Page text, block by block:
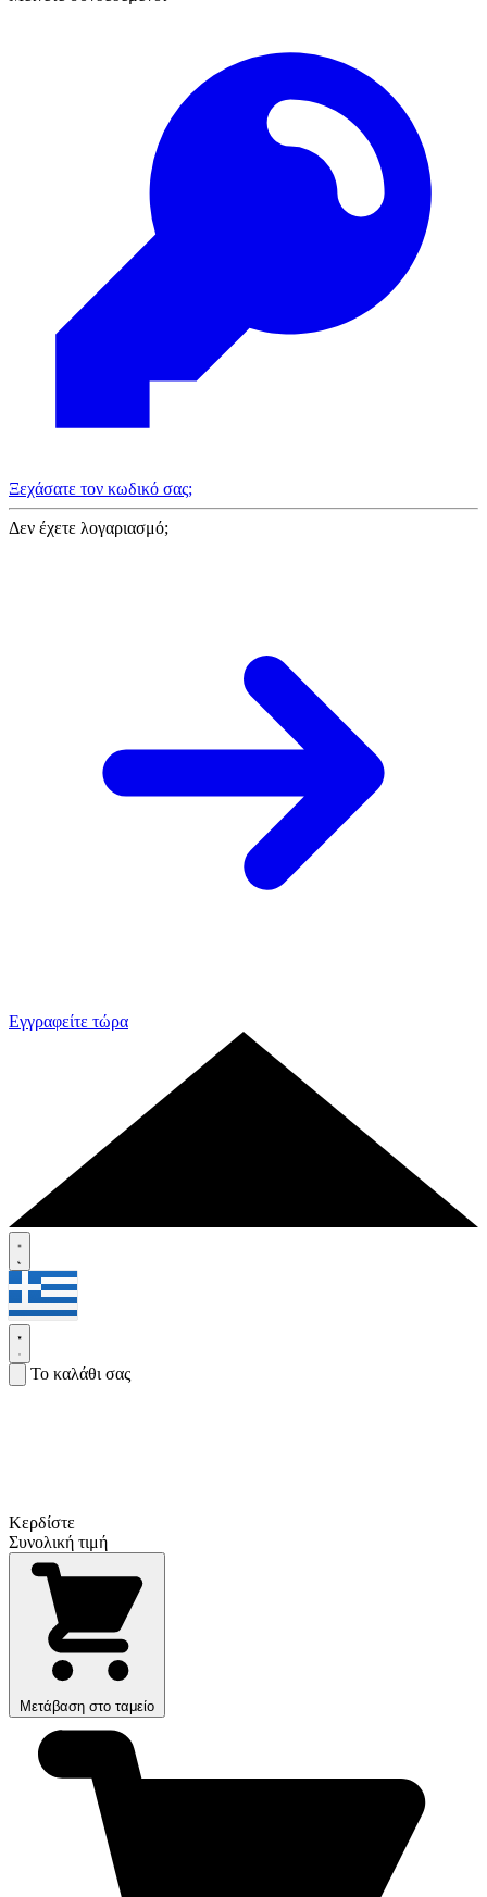
Ξεχάσατε τον κωδικό σας;
Δεν έχετε λογαριασμό;
Εγγραφείτε τώρα
Το καλάθι σας
Κερδίστε
Συνολική τιμή
Μετάβαση στο ταμείο